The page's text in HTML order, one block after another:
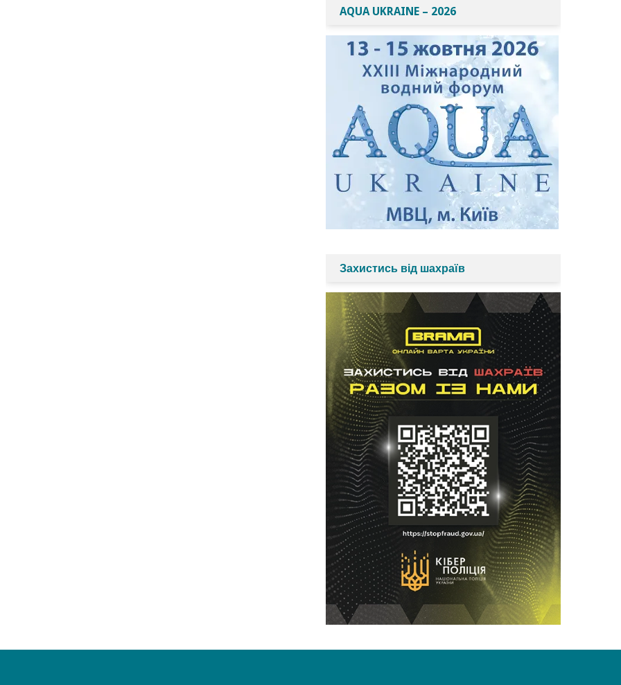
AQUA UKRAINE – 2026
Захистись від шахраїв